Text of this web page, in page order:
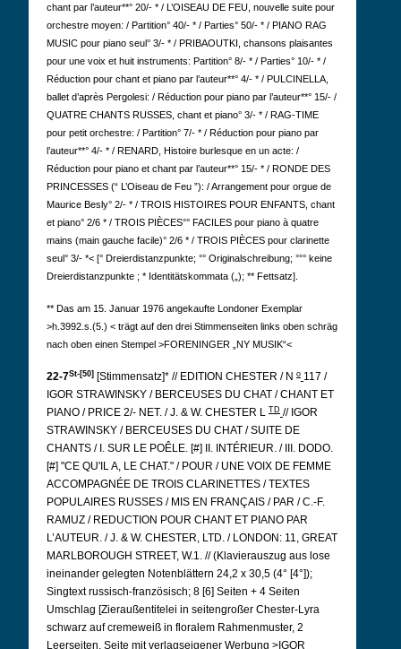
chant par l’auteur**° 20/- * / L’OISEAU DE FEU, nouvelle suite pour
orchestre moyen: / Partition° 40/- * / Parties° 50/- * / PIANO RAG
MUSIC pour piano seul° 3/- * / PRIBAOUTKI, chansons plaisantes
pour une voix et huit instruments: Partition° 8/- * / Parties° 10/- * /
Réduction pour chant et piano par l’auteur**° 4/- * / PULCINELLA,
ballet d’après Pergolesi: / Réduction pour piano par l’auteur**° 15/- /
QUATRE CHANTS RUSSES, chant et piano° 3/- * / RAG-TIME
pour petit orchestre: / Partition° 7/- * / Réduction pour piano par
l’auteur**° 4/- * / RENARD, Histoire burlesque en un acte: /
Réduction pour piano et chant par l’auteur**° 15/- * / RONDE DES
PRINCESSES (“ L’Oiseau de Feu ”): / Arrangement pour orgue de
Maurice Besly° 2/- * / TROIS HISTOIRES POUR ENFANTS, chant
et piano° 2/6 * / TROIS PIÈCES°° FACILES pour piano à quatre
mains (main gauche facile)° 2/6 * / TROIS PIÈCES pour clarinette
seul° 3/- *< [° Dreierdistanzpunkte; °° Originalschreibung; °°° keine
Dreierdistanzpunkte ; * Identitätskommata („); ** Fettsatz].
** Das am 15. Januar 1976 angekaufte Londoner Exemplar
>h.3992.s.(5.) < trägt auf den drei Stimmenseiten links oben schräg
nach oben einen Stempel >FORENINGER „NY MUSIK“<
22-7St-[50] [Stimmensatz]* // EDITION CHESTER / N o 117 /
IGOR STRAWINSKY / BERCEUSES DU CHAT / CHANT ET
PIANO / PRICE 2/- NET. / J. & W. CHESTER L TD // IGOR
STRAWINSKY / BERCEUSES DU CHAT / SUITE DE
CHANTS / I. SUR LE POÊLE. [#] II. INTÉRIEUR. / III. DODO.
[#] "CE QU'IL A, LE CHAT." / POUR / UNE VOIX DE FEMME
ACCOMPAGNÉE DE TROIS CLARINETTES / TEXTES
POPULAIRES RUSSES / MIS EN FRANÇAIS / PAR / C.-F.
RAMUZ / REDUCTION POUR CHANT ET PIANO PAR
L’AUTEUR. / J. & W. CHESTER, LTD. / LONDON: 11, GREAT
MARLBOROUGH STREET, W.1. // (Klavierauszug aus lose
ineinander gelegten Notenblättern 24,2 x 30,5 (4° [4°]);
Singtext russisch-französisch; 8 [6] Seiten + 4 Seiten
Umschlag [Zieraußentitelei in seitengroßer Chester-Lyra
schwarz auf cremeweiß in floralem Rahmenmuster, 2
Leerseiten, Seite mit verlagseigener Werbung >IGOR